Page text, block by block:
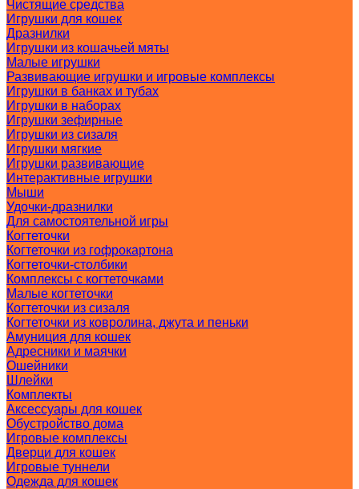
Чистящие средства
Игрушки для кошек
Дразнилки
Игрушки из кошачьей мяты
Малые игрушки
Развивающие игрушки и игровые комплексы
Игрушки в банках и тубах
Игрушки в наборах
Игрушки зефирные
Игрушки из сизаля
Игрушки мягкие
Игрушки развивающие
Интерактивные игрушки
Мыши
Удочки-дразнилки
Для самостоятельной игры
Когтеточки
Когтеточки из гофрокартона
Когтеточки-столбики
Комплексы с когтеточками
Малые когтеточки
Когтеточки из сизаля
Когтеточки из ковролина, джута и пеньки
Амуниция для кошек
Адресники и маячки
Ошейники
Шлейки
Комплекты
Аксессуары для кошек
Обустройство дома
Игровые комплексы
Дверци для кошек
Игровые туннели
Одежда для кошек